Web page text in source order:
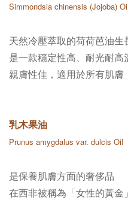
Simmondsia chinensis (Jojoba) Oil
天然冷壓萃取的荷荷芭油
是一款穩定性高、耐光耐
親膚性佳，適用於所有肌膚
乳木果油
Prunus amygdalus var. dulcis Oil
是保養肌膚方面的奢侈品
在西非被稱為「女性的黃金」